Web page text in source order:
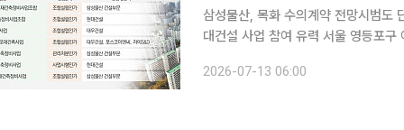
삼성물산, 목화 수의계약 전망시범도
대건설 사업 참여 유력 서울 영등포구 여의도 일대 재건축 사업이 빠르게 전개되고 있다. 사업시행
도를 내는 모습이다. 대교아파트 재
2026-07-13 06:00